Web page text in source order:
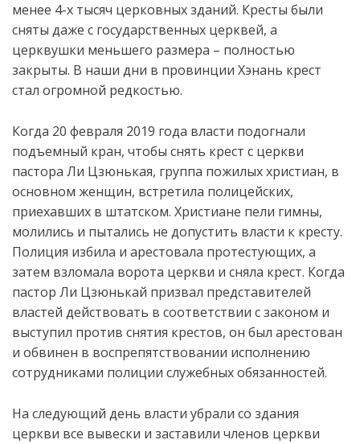
менее 4-х тысяч церковных зданий. Кресты были
сняты даже с государственных церквей, а
церквушки меньшего размера – полностью
закрыты. В наши дни в провинции Хэнань крест
стал огромной редкостью.
Когда 20 февраля 2019 года власти подогнали
подъемный кран, чтобы снять крест с церкви
пастора Ли Цзюнькая, группа пожилых христиан, в
основном женщин, встретила полицейских,
приехавших в штатском. Христиане пели гимны,
молились и пытались не допустить власти к кресту.
Полиция избила и арестовала протестующих, а
затем взломала ворота церкви и сняла крест. Когда
пастор Ли Цзюнькай призвал представителей
властей действовать в соответствии с законом и
выступил против снятия крестов, он был арестован
и обвинен в воспрепятствовании исполнению
сотрудниками полиции служебных обязанностей.
На следующий день власти убрали со здания
церкви все вывески и заставили членов церкви